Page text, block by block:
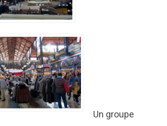
Un groupe